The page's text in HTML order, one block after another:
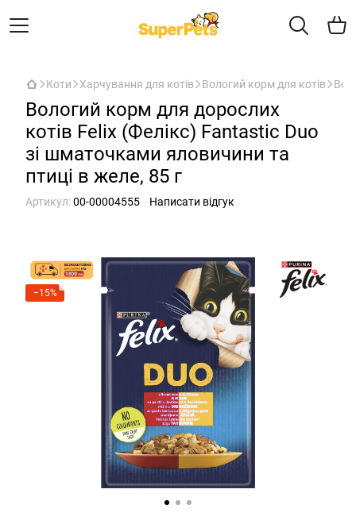
Коти Харчування для котів Вологий корм для котів
Вологий корм для дорослих
котів Felix (Фелікс) Fantastic Duo
зі шматочками яловичини та
птиці в желе, 85 г
Артикул:00-00004555 Написати відгук
−15%